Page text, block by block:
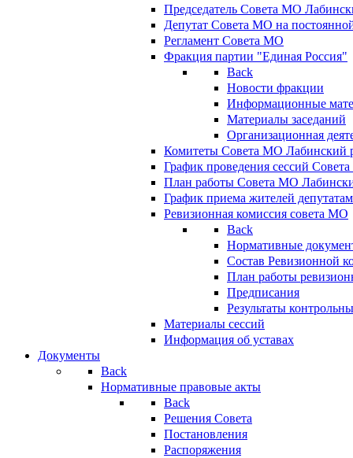
Председатель Совета МО
Депутат Совета МО на
Регламент Совета МО
Фракция партии "Единая Россия"
Back
Новости фракции
Информационные
Материалы заседаний
Организационная
Комитеты Совета МО Лабинский
График проведения сессий
План работы Совета МО
График приема жителей
Ревизионная комиссия совета МО
Back
Нормативные
Состав Ревизионной
План работы
Предписания
Результаты
Материалы сессий
Информация об уставах
Документы
Back
Нормативные правовые акты
Back
Решения Совета
Постановления
Распоряжения